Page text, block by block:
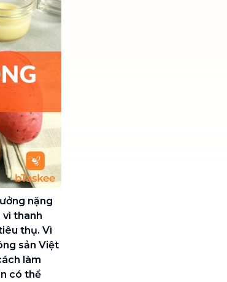
nặng
thanh
thụ. Vì
sản Việt
làm
có thể